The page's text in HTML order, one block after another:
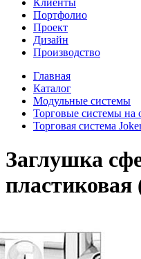
Клиенты
Портфолио
Проект
Дизайн
Производство
Главная
Каталог
Модульные системы
Торговые системы на
Торговая система
Заглушка
пластиковая